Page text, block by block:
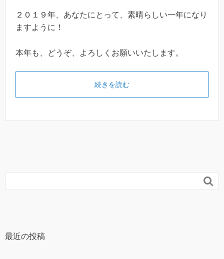
２０１９年、あなたにとって、素晴らしい一年になり
ますように！
本年も、どうぞ、よろしくお願いいたします。
続きを読む

最近の投稿